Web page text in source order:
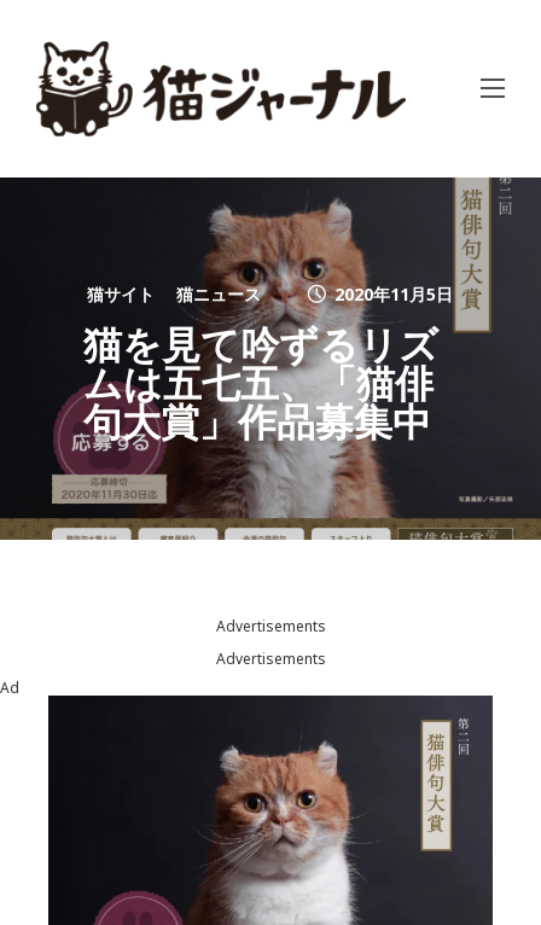
猫サイト 猫ニュース 2020年11月5日
猫を見て吟ずるリズ
ムは五七五、「猫俳
句大賞」作品募集中
Advertisements
Advertisements
Ad